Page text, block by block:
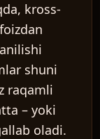
kross-
shuni
raqamli
– yoki
oladi.